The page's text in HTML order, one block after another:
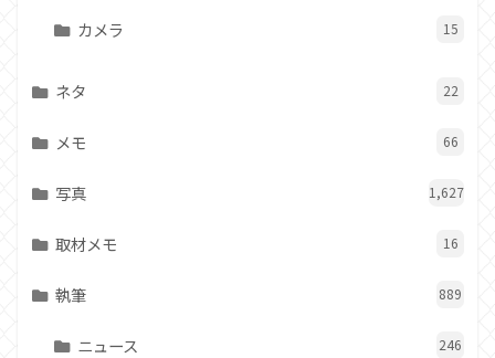
カメラ 15
ネタ 22
メモ 66
写真 1,627
取材メモ 16
執筆 889
ニュース 246